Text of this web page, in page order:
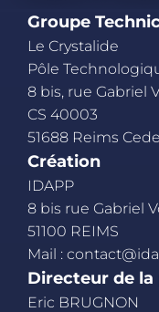
Groupe
Le Crystalide
Pôle
8 bis, rue Gabriel
CS 40003
51688 Reims
Création
IDAPP
8 bis rue Gabriel
51100 REIMS
Mail :
Directeur de
Eric BRUGNON